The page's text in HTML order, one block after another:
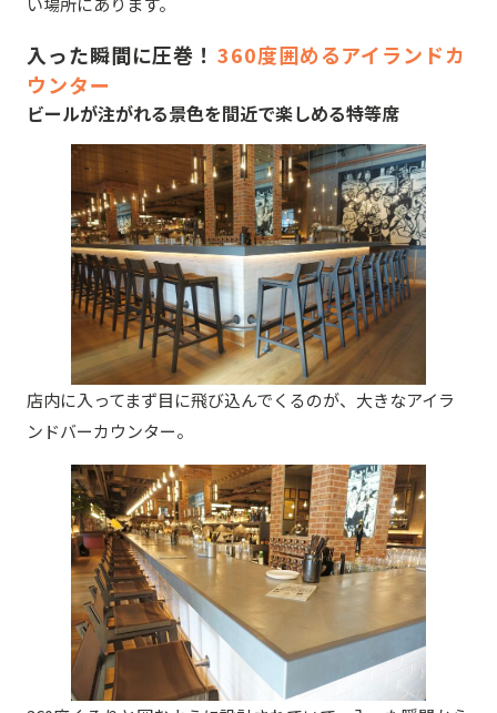
入った瞬間に圧巻！ 360度囲めるアイランドカ
ウンター
ビールが注がれる景色を間近で楽しめる特等席
店内に入ってまず目に飛び込んでくるのが、大きなアイラ
ンドバーカウンター。